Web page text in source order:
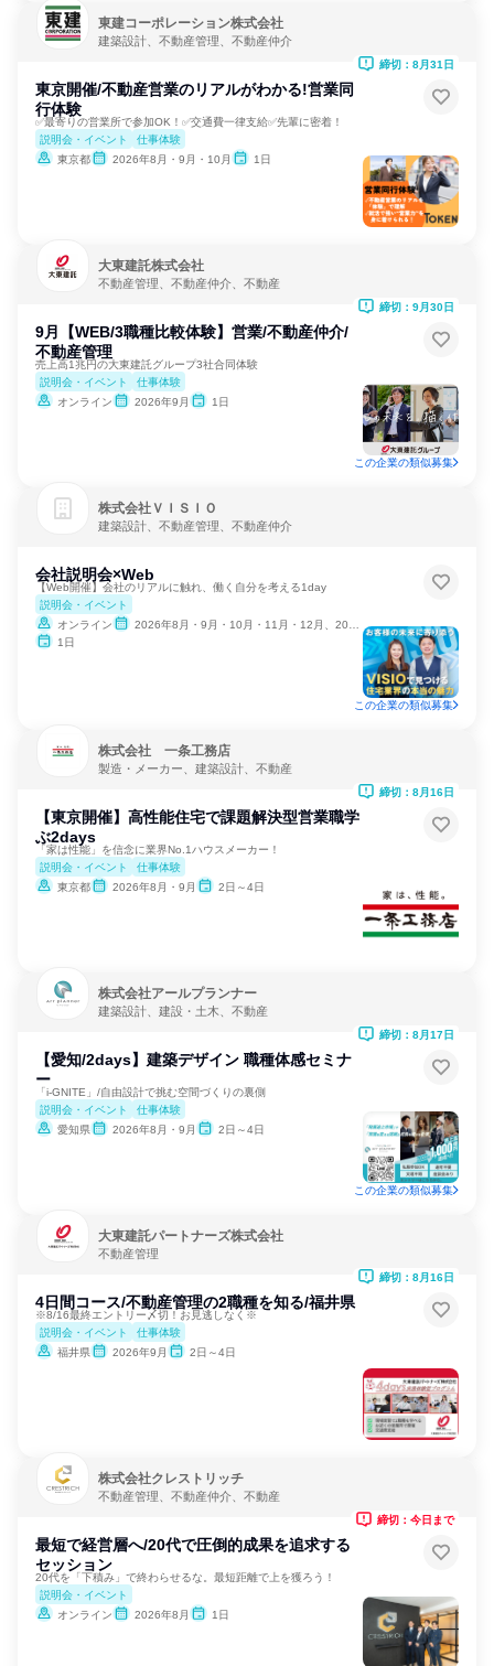
東建コーポレーション株式会社
建築設計、不動産管理、不動産仲介
東京開催/不動産営業のリアルがわかる!営業同
行体験
✅最寄りの営業所で参加OK！✅交通費一律支給✅先輩に密着！
説明会・イベント
仕事体験
東京都
2026年8月・9月・10月 1日
締切：8月31日
大東建託株式会社
不動産管理、不動産仲介、不動産
9月【WEB/3職種比較体験】営業/不動産仲介/
不動産管理
売上高1兆円の大東建託グループ3社合同体験
説明会・イベント
仕事体験
オンライン
2026年9月 1日
締切：9月30日
この企業の類似募集
株式会社ＶＩＳＩＯ
建築設計、不動産管理、不動産仲介
会社説明会×Web
【Web開催】会社のリアルに触れ、働く自分を考える1day
説明会・イベント
オンライン
2026年8月・9月・10月・11月・12月、2027年1月・2月
1日
この企業の類似募集
株式会社 一条工務店
製造・メーカー、建築設計、不動産
【東京開催】高性能住宅で課題解決型営業職学
ぶ2days
「家は性能」を信念に業界No.1ハウスメーカー！
説明会・イベント
仕事体験
東京都
2026年8月・9月 2日～4日
締切：8月16日
株式会社アールプランナー
建築設計、建設・土木、不動産
【愛知/2days】建築デザイン 職種体感セミナ
ー
「i-GNITE」/自由設計で挑む空間づくりの裏側
説明会・イベント
仕事体験
愛知県
2026年8月・9月 2日～4日
締切：8月17日
この企業の類似募集
大東建託パートナーズ株式会社
不動産管理
4日間コース/不動産管理の2職種を知る/福井県
※8/16最終エントリー〆切！お見逃しなく※
説明会・イベント
仕事体験
福井県
2026年9月 2日～4日
締切：8月16日
株式会社クレストリッチ
不動産管理、不動産仲介、不動産
最短で経営層へ/20代で圧倒的成果を追求する
セッション
20代を「下積み」で終わらせるな。最短距離で上を獲ろう！
説明会・イベント
オンライン
2026年8月 1日
締切：今日まで